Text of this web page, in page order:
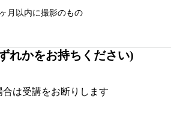
月以内に撮影のもの
れかをお持ちください)
は受講をお断りします